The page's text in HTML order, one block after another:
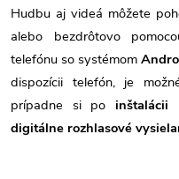
Hudbu aj videá môžete
alebo bezdrôtovo
telefónu so systémom
dispozícii telefón, je
prípadne si poinštalácii
digitálne rozhlasové